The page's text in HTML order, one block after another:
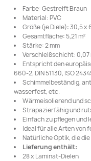
Farbe: Gestreift Braun
Material: PVC
Größe (je Diele): 30,5 x
Gesamtfläche: 5,21 m²
Stärke: 2 mm
Verschleißschicht: 0,07
Entspricht den
660-2, DIN 51130, ISO
Schimmelbeständig,
wasserfest, etc.
Wärmeisolierend und
Strapazierfähig und
Einfach zu pflegen und
Ideal für alle Arten von
Natürliche Optik, die
Lieferung enthält:
28 x Laminat-Dielen